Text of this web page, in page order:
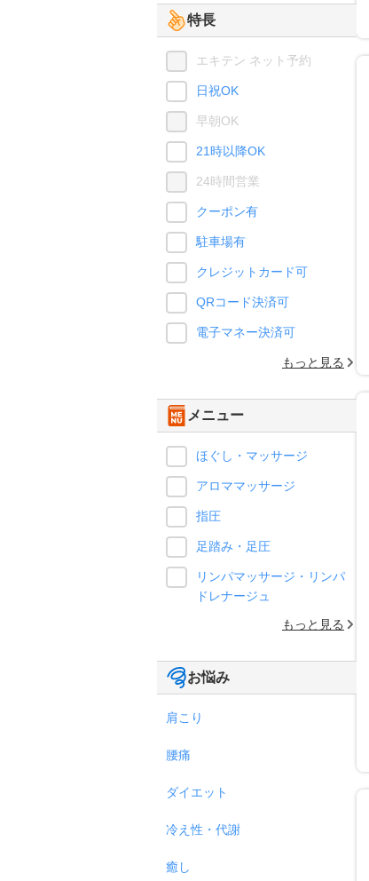
特長
エキテン ネット予約
日祝OK
早朝OK
21時以降OK
24時間営業
クーポン有
駐車場有
クレジットカード可
QRコード決済可
電子マネー決済可
もっと見る
メニュー
ほぐし・マッサージ
アロママッサージ
指圧
足踏み・足圧
リンパマッサージ・リンパ
ドレナージュ
もっと見る
お悩み
肩こり
腰痛
ダイエット
冷え性・代謝
癒し